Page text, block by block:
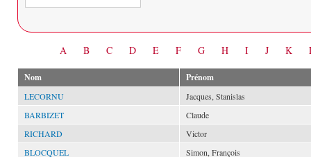
A B C D E F G H I J K
Nom Prénom
LECORNU
Jacques, Stanislas
BARBIZET
Claude
RICHARD
Victor
BLOCQUEL
Simon, François